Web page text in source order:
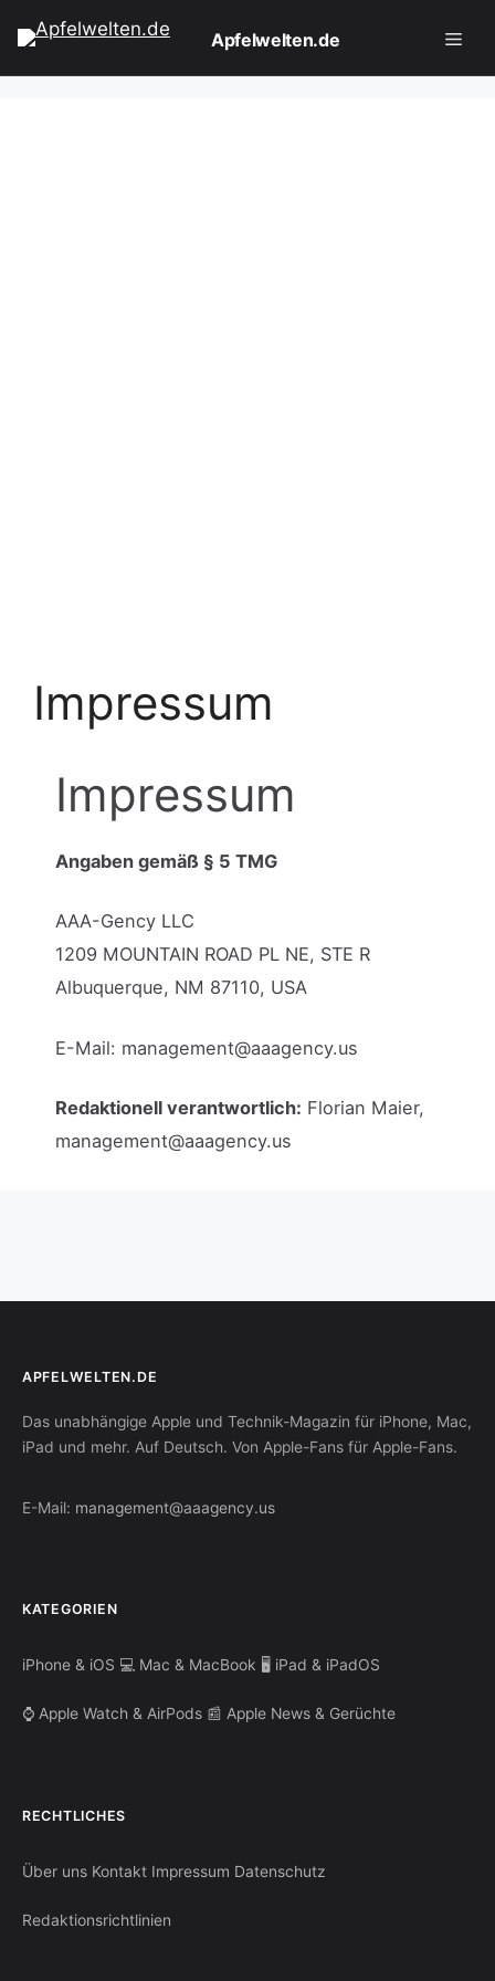
Inhalt
Apfelwelten.de
Impressum
Impressum
Angaben gemäß § 5 TMG
AAA-Gency LLC
1209 MOUNTAIN ROAD PL NE, STE R
Albuquerque, NM 87110, USA
E-Mail: management@aaagency.us
Redaktionell verantwortlich: Florian Maier,
management@aaagency.us
APFELWELTEN.DE
Das unabhängige Apple und Technik-Magazin für iPhone, Mac,
iPad und mehr. Auf Deutsch. Von Apple-Fans für Apple-Fans.
E-Mail: management@aaagency.us
KATEGORIEN
iPhone & iOS 💻 Mac & MacBook 🖥️ iPad & iPadOS
⌚ Apple Watch & AirPods 📰 Apple News & Gerüchte
RECHTLICHES
Über uns Kontakt Impressum Datenschutz
Redaktionsrichtlinien